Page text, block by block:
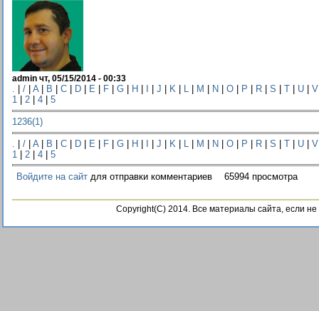
admin чт, 05/15/2014 - 00:33
. /| A| B C| D| E F| G| H J K| L| M N O| P R| S T| U| V
1| 2| 4| 5
1236(1)
. /| A| B C| D| E F| G| H J K| L| M N O| P R| S T| U| V
1| 2| 4| 5
Войдите на сайт для отправки комментариев 65994 просмотра
Copyright(C) 2014. Все материалы сайта, если